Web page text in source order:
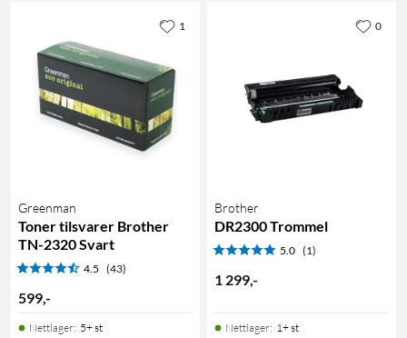
Greenman
Toner tilsvarer Brother
TN-2320 Svart
4.5 (43)
599,-
Nettlager: 5+ st
1
Brother
DR2300 Trommel
5.0 (1)
1 299,-
Nettlager: 1+ st
0